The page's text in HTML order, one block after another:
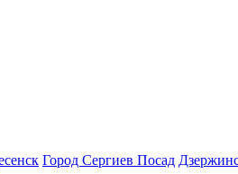
Город Сергиев Посад